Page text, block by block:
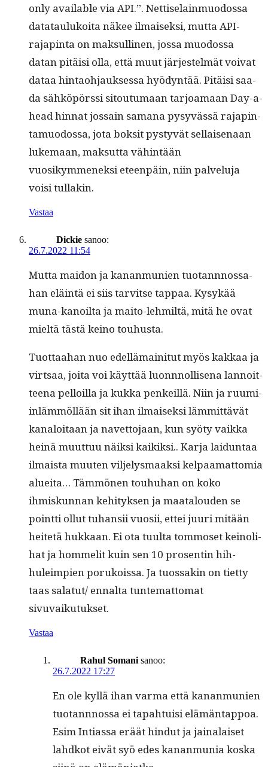
only avail­able via API.”. Net­tise­lain­muo­dos­sa
datataulukoi­ta näkee ilmaisek­si, mut­ta API-
rajap­in­ta on mak­sulli­nen, jos­sa muo­dos­sa
datan pitäisi olla, että muut jär­jestelmät voivat
dataa hin­tao­h­jauk­ses­sa hyö­dyn­tää. Pitäisi saa­
da sähköpörssi sitou­tu­maan tar­joa­maan Day-a-
head hin­nat jos­sain samana pysyvässä rajap­in­
ta­muo­dos­sa, jota bok­sit pystyvät sel­l­aise­naan
luke­maan, mak­sut­ta vähin­tään
vuosikymmenek­si eteen­päin, niin palvelu­ja
voisi tullakin.
Vastaa
Dickie sanoo:
26.7.2022 11:54
Mut­ta maid­on ja kanan­mu­nien tuotannnos­sa­
han eläin­tä ei siis tarvitse tap­paa. Kysykää
muna-kanoil­ta ja maito-lehmiltä, mitä he ovat
mieltä tästä keino touhusta.
Tuot­taa­han nuo edel­lä­maini­tut myös kakkaa ja
virt­saa, joi­ta voi käyt­tää luonnnol­lise­na lan­noit­
teena pel­loil­la ja kuk­ka penkeil­lä. Niin ja ruumi­
in­läm­möl­lään sit ihan ilmaisek­si läm­mit­tävät
kanaloitaan ja navet­to­jaan, kun syö­ty vaik­ka
heinä muut­tuu näik­si kaikik­si.. Kar­ja laidun­taa
ilmaista muuten vil­jelysmaak­si kel­paa­mat­to­mia
aluei­ta… Täm­mö­nen touhuhan on koko
ihmiskun­nan kehi­tyk­sen ja maat­alouden se
point­ti ollut tuhan­sii vuosii, ettei juuri mitään
heit­etä hukkaan. Ei ota tuul­ta tom­moset keino­li­
hat ja hom­melit kuin sen 10 pros­entin hih­
huleimpi­en porukois­sa. Ja tuos­sakin on tiet­ty
taas salatut/ ennal­ta tun­tem­at­tomat
sivuvaikutukset.
Vastaa
Rahul Somani sanoo:
26.7.2022 17:27
En ole kyl­lä ihan var­ma että kanan­mu­nien
tuotannnos­sa ei tapah­tu­isi elämän­tap­poa.
Esim Inti­as­sa eräät hin­dut ja jainalaiset
lahd­kot eivät syö edes kanan­mu­nia kos­ka